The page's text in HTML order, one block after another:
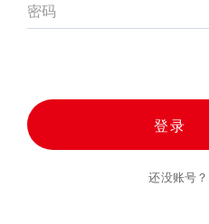
密码
登录
还没账号？